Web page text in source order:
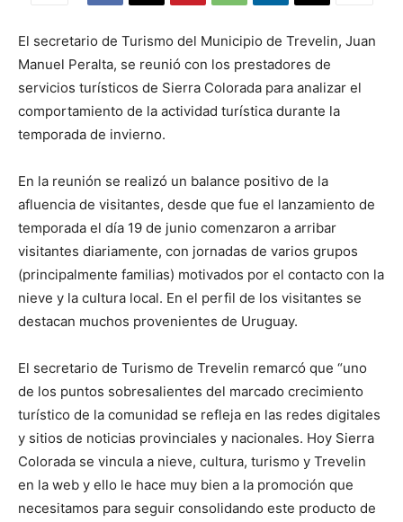
El secretario de Turismo del Municipio de Trevelin, Juan
Manuel Peralta, se reunió con los prestadores de
servicios turísticos de Sierra Colorada para analizar el
comportamiento de la actividad turística durante la
temporada de invierno.
En la reunión se realizó un balance positivo de la
afluencia de visitantes, desde que fue el lanzamiento de
temporada el día 19 de junio comenzaron a arribar
visitantes diariamente, con jornadas de varios grupos
(principalmente familias) motivados por el contacto con la
nieve y la cultura local. En el perfil de los visitantes se
destacan muchos provenientes de Uruguay.
El secretario de Turismo de Trevelin remarcó que “uno
de los puntos sobresalientes del marcado crecimiento
turístico de la comunidad se refleja en las redes digitales
y sitios de noticias provinciales y nacionales. Hoy Sierra
Colorada se vincula a nieve, cultura, turismo y Trevelin
en la web y ello le hace muy bien a la promoción que
necesitamos para seguir consolidando este producto de